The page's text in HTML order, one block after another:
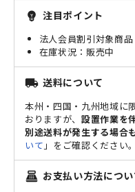
emoji_objects 注目ポイント
法人会員割引対象商品
販売中
local_shipping 送料について
本州・四国・九州地域に
おりますが、 設置作業を
別途送料が発生する場合
いて 」をご確認ください。
point_of_sale お支払い方法につい